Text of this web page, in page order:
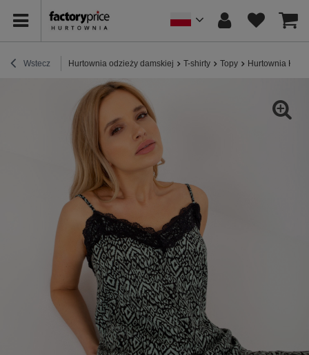
Wstecz Hurtownia odzieży damskiej T-shirty Topy Hurtownia